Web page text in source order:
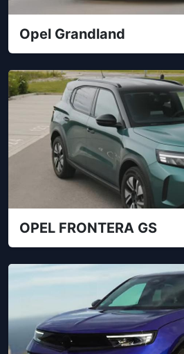
Opel Grandland
OPEL FRONTERA GS